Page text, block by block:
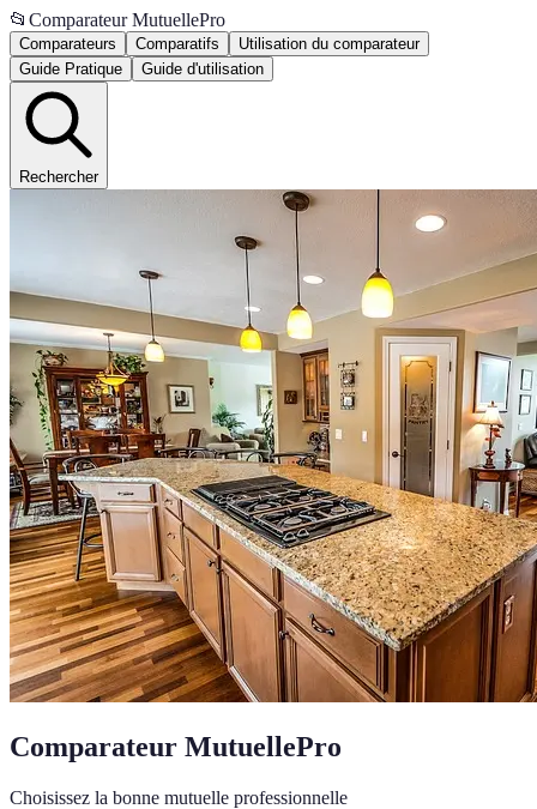
📂 Comparateur MutuellePro
Comparateurs Comparatifs
Utilisation du comparateur
Guide Pratique
Guide d'utilisation
Rechercher
Comparateur MutuellePro
Choisissez la bonne mutuelle professionnelle